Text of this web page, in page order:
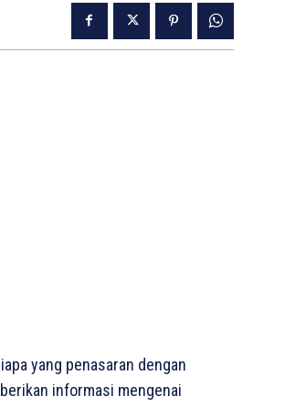
yang penasaran dengan
informasi mengenai